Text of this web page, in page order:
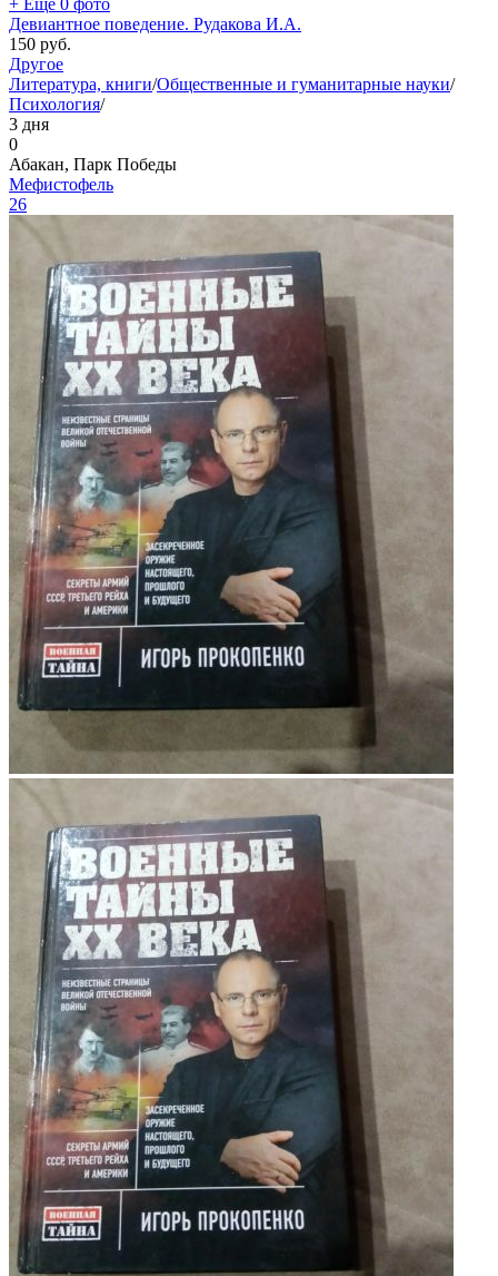
+ Ещё 0 фото
Девиантное поведение. Рудакова И.А.
150 руб.
Другое
Литература, книги/Общественные и гуманитарные науки/
Психология/
3 дня
0
Абакан, Парк Победы
Мефистофель
26